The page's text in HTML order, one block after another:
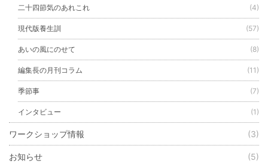
二十四節気のあれこれ (4)
現代版養生訓 (57)
あいの風にのせて (8)
編集長の月刊コラム (11)
季節事 (7)
インタビュー (1)
ワークショップ情報 (3)
お知らせ (5)